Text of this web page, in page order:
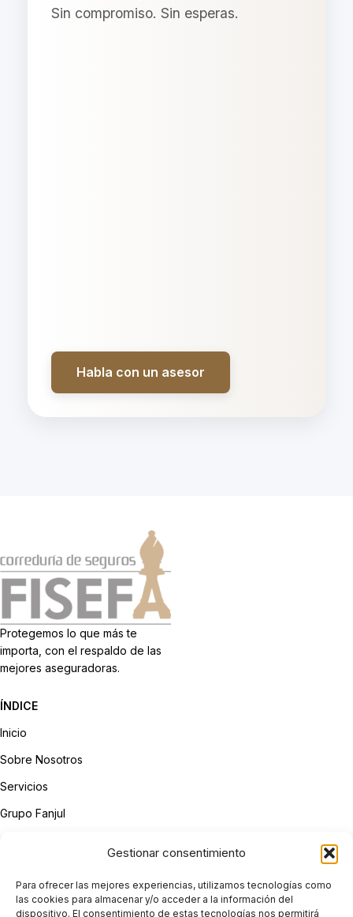
Gestionar consentimiento
Para ofrecer las mejores experiencias, utilizamos tecnologías como
las cookies para almacenar y/o acceder a la información del
dispositivo. El consentimiento de estas tecnologías nos permitirá
Sin compromiso. Sin esperas.
Habla con un asesor
Protegemos lo que más te
importa, con el respaldo de las
mejores aseguradoras.
ÍNDICE
Inicio
Sobre Nosotros
Servicios
Grupo Fanjul
Aviso Legal